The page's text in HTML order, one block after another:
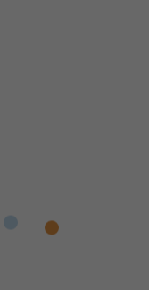
Ciasa
Guest